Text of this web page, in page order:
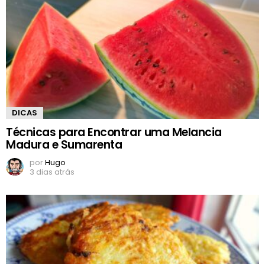
DICAS
Técnicas para Encontrar uma Melancia
Madura e Sumarenta
porHugo
3 dias atrás